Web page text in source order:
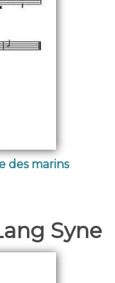
des marins
Syne